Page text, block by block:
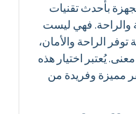
بأحدث تقنيات
والراحة. فهي ليست
الراحة والأمان،
يُعتبر اختيار هذه
مميزة وفريدة من